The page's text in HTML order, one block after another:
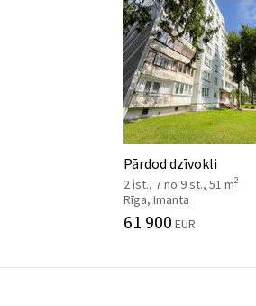
Pārdod dzīvokli
2 ist., 7 no 9 st., 51 m2
Rīga, Imanta
61 900 EUR